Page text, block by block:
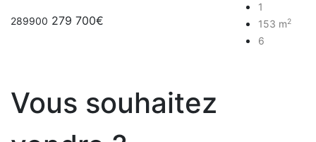
289900 279 700€
1
153 m2
6
Vous souhaitez